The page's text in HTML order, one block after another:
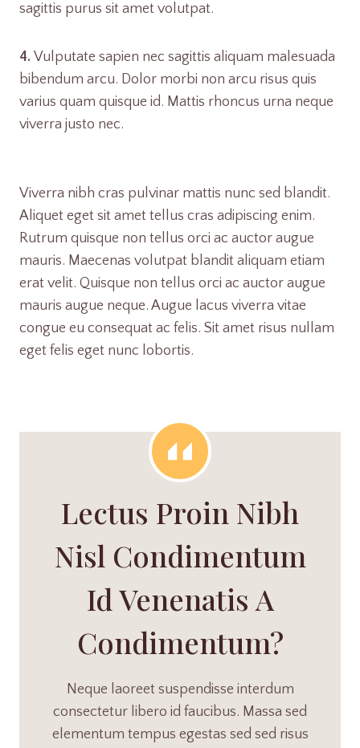
sagittis purus sit amet volutpat.
4. Vulputate sapien nec sagittis aliquam malesuada
bibendum arcu. Dolor morbi non arcu risus quis
varius quam quisque id. Mattis rhoncus urna neque
viverra justo nec.
Viverra nibh cras pulvinar mattis nunc sed blandit.
Aliquet eget sit amet tellus cras adipiscing enim.
Rutrum quisque non tellus orci ac auctor augue
mauris. Maecenas volutpat blandit aliquam etiam
erat velit. Quisque non tellus orci ac auctor augue
mauris augue neque. Augue lacus viverra vitae
congue eu consequat ac felis. Sit amet risus nullam
eget felis eget nunc lobortis.
Lectus Proin Nibh
Nisl Condimentum
Id Venenatis A
Condimentum?
Neque laoreet suspendisse interdum
consectetur libero id faucibus. Massa sed
elementum tempus egestas sed sed risus